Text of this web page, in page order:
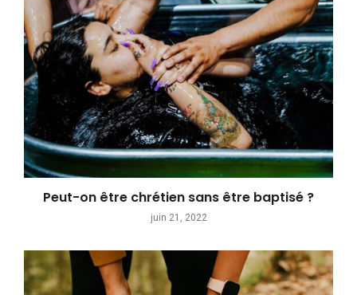
Peut-on être chrétien sans être baptisé ?
juin 21, 2022